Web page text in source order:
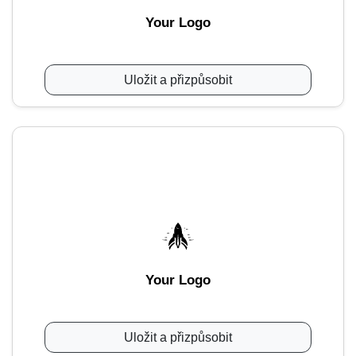
Your Logo
Uložit a přizpůsobit
Your Logo
Uložit a přizpůsobit